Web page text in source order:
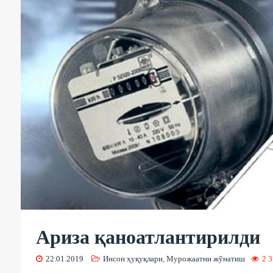
Ариза қаноатлантирилди
22.01.2019 Инсон ҳуқуқлари, Мурожаатни жўнатиш 2